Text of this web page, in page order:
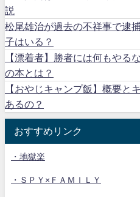
説
松尾雄治が過去の不祥事で逮
子はいる？
【漂着者】勝者には何もやる
の本とは？
【おやじキャンプ飯】概要と
あるの？
おすすめリンク
・地獄楽
・ＳＰＹ×ＦＡＭＩＬＹ